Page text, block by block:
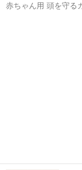
赤ちゃん用 頭を守る